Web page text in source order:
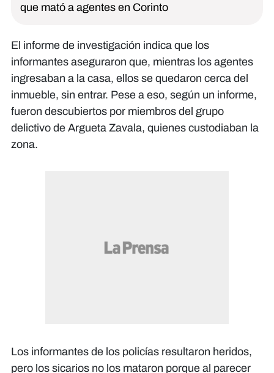
que mató a agentes en Corinto
El informe de investigación indica que los
informantes aseguraron que, mientras los agentes
ingresaban a la casa, ellos se quedaron cerca del
inmueble, sin entrar. Pese a eso, según un informe,
fueron descubiertos por miembros del grupo
delictivo de Argueta Zavala, quienes custodiaban la
zona.
Los informantes de los policías resultaron heridos,
pero los sicarios no los mataron porque al parecer